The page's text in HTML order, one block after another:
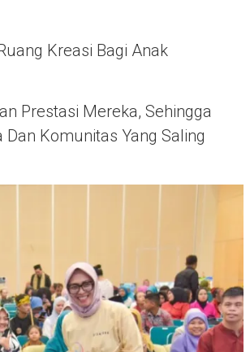
Kreasi Bagi Anak
Prestasi Mereka, Sehingga
Komunitas Yang Saling